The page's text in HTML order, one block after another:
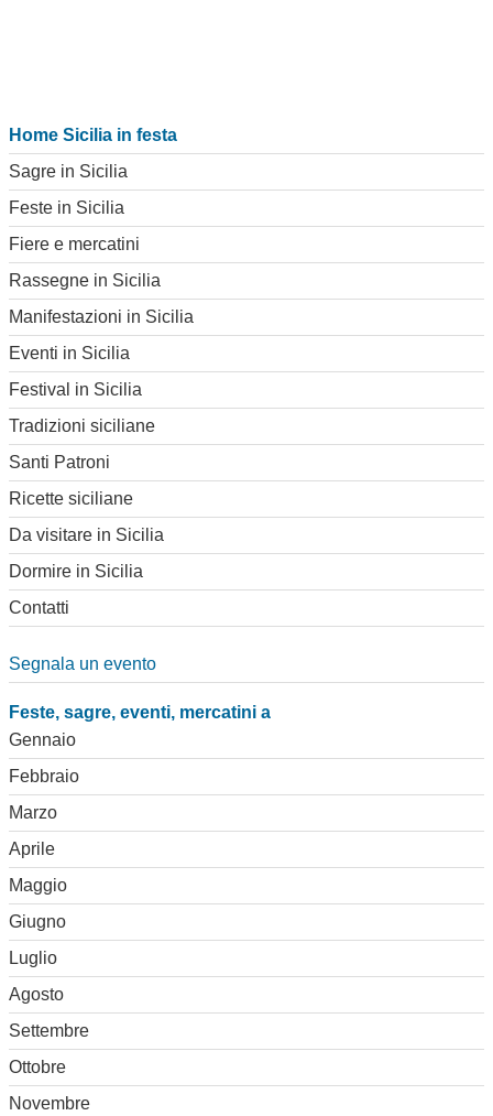
Home Sicilia in festa
Sagre in Sicilia
Feste in Sicilia
Fiere e mercatini
Rassegne in Sicilia
Manifestazioni in Sicilia
Eventi in Sicilia
Festival in Sicilia
Tradizioni siciliane
Santi Patroni
Ricette siciliane
Da visitare in Sicilia
Dormire in Sicilia
Contatti
Segnala un evento
Feste, sagre, eventi, mercatini a
Gennaio
Febbraio
Marzo
Aprile
Maggio
Giugno
Luglio
Agosto
Settembre
Ottobre
Novembre